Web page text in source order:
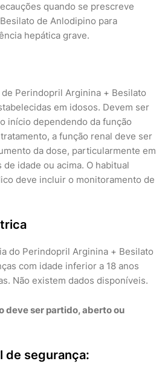
quando se prescreve
de Anlodipino para
hepática grave.
Perindopril Arginina + Besilato
em idosos. Devem ser
início dependendo da função
a função renal deve ser
da dose, particularmente em
idade ou acima. O habitual
deve incluir o monitoramento de
do Perindopril Arginina + Besilato
com idade inferior a 18 anos
Não existem dados disponíveis.
deve ser partido, aberto ou
de segurança: